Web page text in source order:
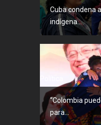
Cuba condena
indígena...
“Colombia
para...